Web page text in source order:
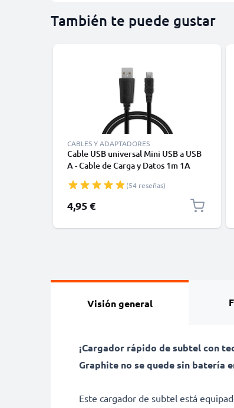
También te puede gustar
CABLES Y ADAPTADORES
Cable USB universal Mini USB a USB
A - Cable de Carga y Datos 1m 1A
(54 reseñas)
4,95 €
Visión general
¡Cargador rápido de subtel con
Graphite no se quede sin batería
Este cargador de subtel está